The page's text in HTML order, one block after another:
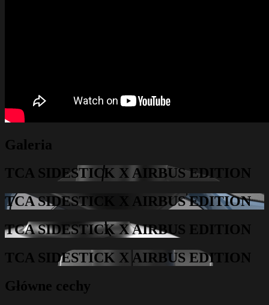
Galeria
TCA SIDESTICK X AIRBUS EDITION
TCA SIDESTICK X AIRBUS EDITION
TCA SIDESTICK X AIRBUS EDITION
TCA SIDESTICK X AIRBUS EDITION
Główne cechy